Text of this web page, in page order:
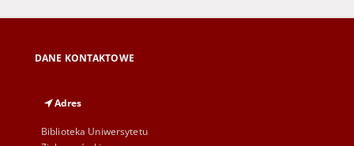
DANE KONTAKTOWE
Adres
Biblioteka Uniwersytetu